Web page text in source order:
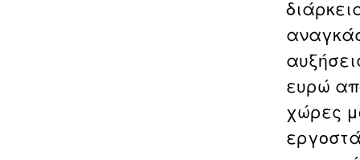
ευρώ
χώρες